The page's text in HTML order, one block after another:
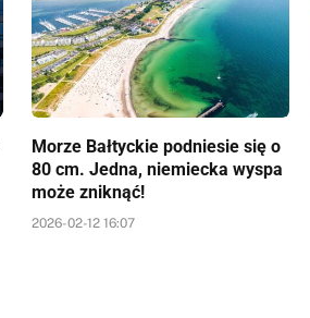
Morze Bałtyckie podniesie się o
80 cm. Jedna, niemiecka wyspa
może zniknąć!
2026-02-12 16:07